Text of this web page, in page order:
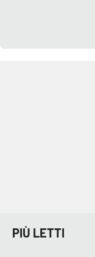
Eventi
PIÙ LETTI